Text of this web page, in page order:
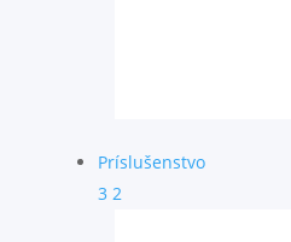
Príslušenstvo
3 2